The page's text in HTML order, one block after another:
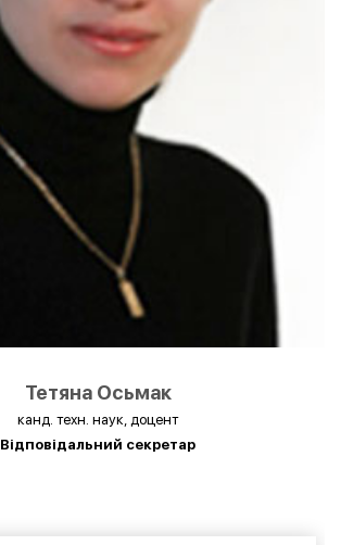
Тетяна Осьмак
канд. техн. наук, доцент
Відповідальний секретар